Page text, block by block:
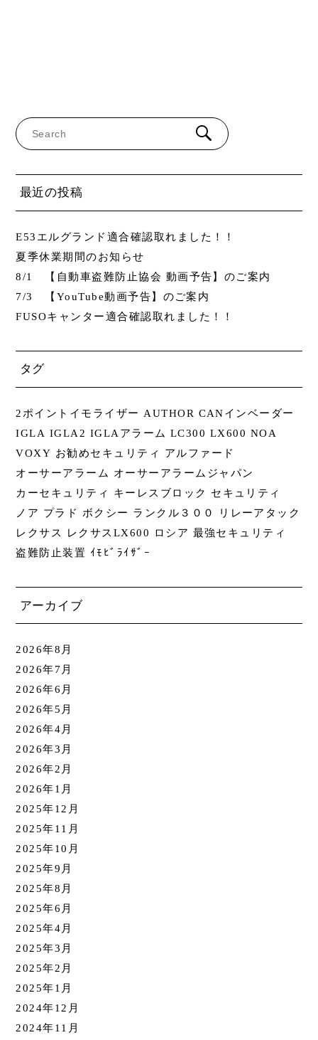
最近の投稿
E53エルグランド適合確認取れました！！
夏季休業期間のお知らせ
8/1 【自動車盗難防止協会 動画予告】のご案内
7/3 【YouTube動画予告】のご案内
FUSOキャンター適合確認取れました！！
タグ
2ポイントイモライザー AUTHOR CANインベーダー
IGLA IGLA2 IGLAアラーム LC300 LX600 NOA
VOXY お勧めセキュリティ
アルファード
オーサーアラーム
オーサーアラームジャパン
カーセキュリティ
キーレスブロック
セキュリティ
ノア プラド ボクシー ランクル３００
リレーアタック
レクサス
レクサスLX600 ロシア 最強セキュリティ
盗難防止装置 ｲﾓﾋﾞﾗｲｻﾞｰ
アーカイブ
2026年8月
2026年7月
2026年6月
2026年5月
2026年4月
2026年3月
2026年2月
2026年1月
2025年12月
2025年11月
2025年10月
2025年9月
2025年8月
2025年6月
2025年4月
2025年3月
2025年2月
2025年1月
2024年12月
2024年11月